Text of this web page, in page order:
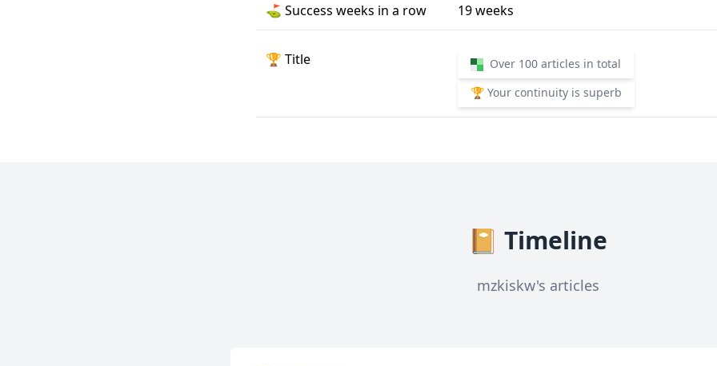
⛳️ Success weeks in a row 19weeks
🏆 Title
Over 100 articles in total
🏆 Your continuity is superb
📔 Timeline
mzkiskw's articles